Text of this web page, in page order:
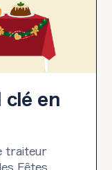
en
traiteur